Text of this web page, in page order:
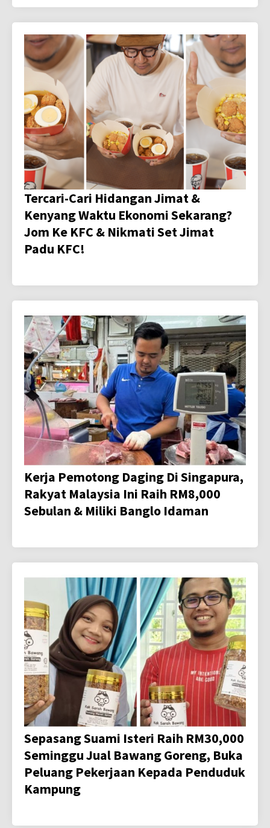
Tercari-Cari Hidangan Jimat &
Kenyang Waktu Ekonomi Sekarang?
Jom Ke KFC & Nikmati Set Jimat
Padu KFC!
Kerja Pemotong Daging Di Singapura,
Rakyat Malaysia Ini Raih RM8,000
Sebulan & Miliki Banglo Idaman
Sepasang Suami Isteri Raih RM30,000
Seminggu Jual Bawang Goreng, Buka
Peluang Pekerjaan Kepada Penduduk
Kampung